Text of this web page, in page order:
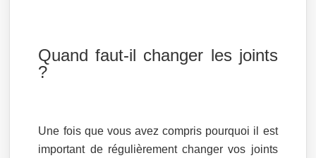
Quand faut-il changer les joints
?
Une fois que vous avez compris pourquoi il est
important de régulièrement changer vos joints